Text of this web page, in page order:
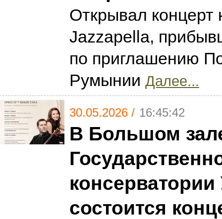
Открывал концерт
Jazzapella,
по приглашению
Румынии Далее...
30.05.2026 / 16:45:42
В Большом
консерватории
состоится